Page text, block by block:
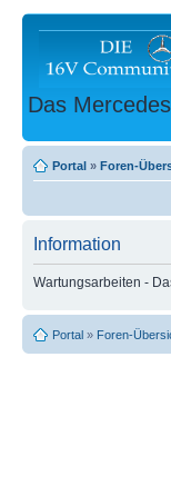
Das
Portal » Foren-
Information
Wartungsarbeiten -
Portal » Foren-